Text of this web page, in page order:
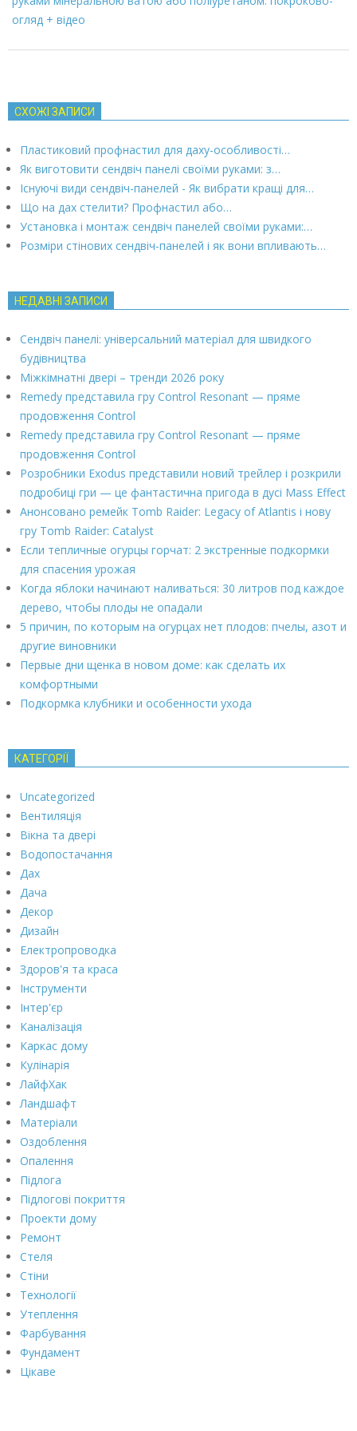
огляд + відео
СХОЖІ ЗАПИСИ
Пластиковий профнастил для даху-особливості…
Як виготовити сендвіч панелі своїми руками: з…
Існуючі види сендвіч-панелей - Як вибрати кращі для…
Що на дах стелити? Профнастил або…
Установка і монтаж сендвіч панелей своїми руками:…
Розміри стінових сендвіч-панелей і як вони впливають…
НЕДАВНІ ЗАПИСИ
Сендвіч панелі: універсальний матеріал для швидкого
будівництва
Міжкімнатні двері – тренди 2026 року
Remedy представила гру Control Resonant — пряме
продовження Control
Remedy представила гру Control Resonant — пряме
продовження Control
Розробники Exodus представили новий трейлер і розкрили
подробиці гри — це фантастична пригода в дусі Mass Effect
Анонсовано ремейк Tomb Raider: Legacy of Atlantis і нову
гру Tomb Raider: Catalyst
Если тепличные огурцы горчат: 2 экстренные подкормки
для спасения урожая
Когда яблоки начинают наливаться: 30 литров под каждое
дерево, чтобы плоды не опадали
5 причин, по которым на огурцах нет плодов: пчелы, азот и
другие виновники
Первые дни щенка в новом доме: как сделать их
комфортными
Подкормка клубники и особенности ухода
КАТЕГОРІЇ
Uncategorized
Вентиляція
Вікна та двері
Водопостачання
Дах
Дача
Декор
Дизайн
Електропроводка
Здоров'я та краса
Інструменти
Інтер'єр
Каналізація
Каркас дому
Кулінарія
ЛайфХак
Ландшафт
Матеріали
Оздоблення
Опалення
Підлога
Підлогові покриття
Проекти дому
Ремонт
Стеля
Стіни
Технології
Утеплення
Фарбування
Фундамент
Цікаве